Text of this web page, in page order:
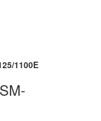
1100E